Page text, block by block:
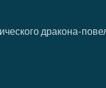
дракона-